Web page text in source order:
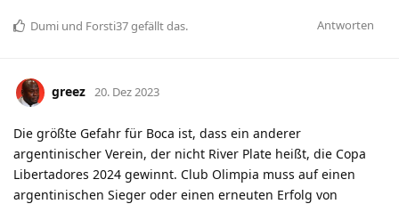
Antworten
Dumi und Forsti37gefällt das.
greez 20. Dez 2023
Die größte Gefahr für Boca ist, dass ein anderer
argentinischer Verein, der nicht River Plate heißt, die Copa
Libertadores 2024 gewinnt. Club Olimpia muss auf einen
argentinischen Sieger oder einen erneuten Erfolg von